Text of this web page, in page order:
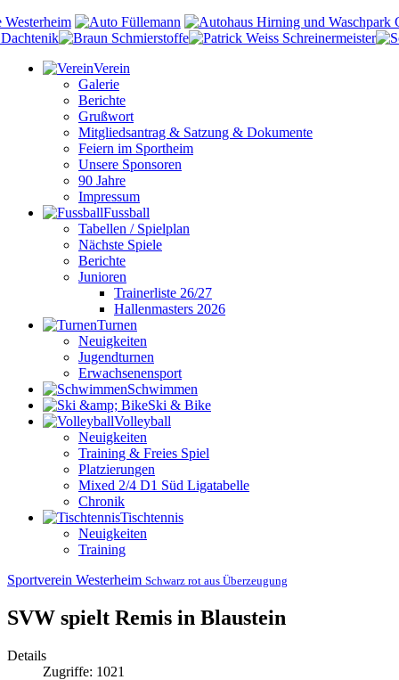
Verein
Galerie
Berichte
Grußwort
Mitgliedsantrag & Satzung & Dokumente
Feiern im Sportheim
Unsere Sponsoren
90 Jahre
Impressum
Fussball
Tabellen / Spielplan
Nächste Spiele
Berichte
Junioren
Trainerliste 26/27
Hallenmasters 2026
Turnen
Neuigkeiten
Jugendturnen
Erwachsenensport
Schwimmen
Ski & Bike
Volleyball
Neuigkeiten
Training & Freies Spiel
Platzierungen
Mixed 2/4 D1 Süd Ligatabelle
Chronik
Tischtennis
Neuigkeiten
Training
Sportverein Westerheim Schwarz rot aus Überzeugung
SVW spielt Remis in Blaustein
Details
Zugriffe: 1021